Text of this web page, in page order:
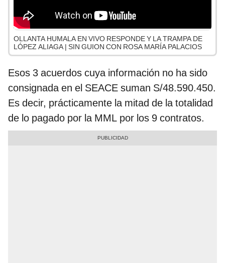
OLLANTA HUMALA EN VIVO RESPONDE Y LA TRAMPA DE
LÓPEZ ALIAGA | SIN GUION CON ROSA MARÍA PALACIOS
Esos 3 acuerdos cuya información no ha sido
consignada en el SEACE suman S/48.590.450.
Es decir, prácticamente la mitad de la totalidad
de lo pagado por la MML por los 9 contratos.